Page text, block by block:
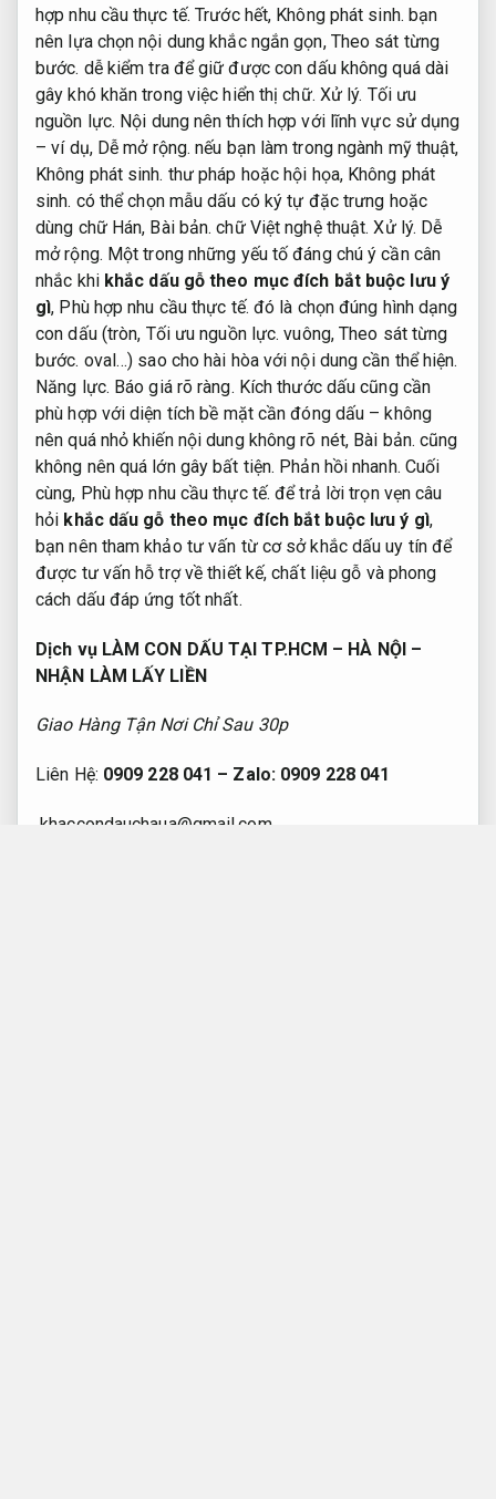
hợp nhu cầu thực tế. Trước hết, Không phát sinh. bạn
nên lựa chọn nội dung khắc ngắn gọn, Theo sát từng
bước. dễ kiểm tra để giữ được con dấu không quá dài
gây khó khăn trong việc hiển thị chữ. Xử lý. Tối ưu
nguồn lực. Nội dung nên thích hợp với lĩnh vực sử dụng
– ví dụ, Dễ mở rộng. nếu bạn làm trong ngành mỹ thuật,
Không phát sinh. thư pháp hoặc hội họa, Không phát
sinh. có thể chọn mẫu dấu có ký tự đặc trưng hoặc
dùng chữ Hán, Bài bản. chữ Việt nghệ thuật.Xử lý. Dễ
mở rộng. Một trong những yếu tố đáng chú ý cần cân
nhắc khi khắc dấu gỗ theo mục đích bắt buộc lưu ý
gì, Phù hợp nhu cầu thực tế. đó là chọn đúng hình dạng
con dấu (tròn, Tối ưu nguồn lực. vuông,Theo sát từng
bước. oval…) sao cho hài hòa với nội dung cần thể hiện.
Năng lực. Báo giá rõ ràng. Kích thước dấu cũng cần
phù hợp với diện tích bề mặt cần đóng dấu – không
nên quá nhỏ khiến nội dung không rõ nét, Bài bản. cũng
không nên quá lớn gây bất tiện. Phản hồi nhanh. Cuối
cùng, Phù hợp nhu cầu thực tế. để trả lời trọn vẹn câu
hỏi khắc dấu gỗ theo mục đích bắt buộc lưu ý gì,
bạn nên tham khảo tư vấn từ cơ sở khắc dấu uy tín để
được tư vấn hỗ trợ về thiết kế, chất liệu gỗ và phong
cách dấu đáp ứng tốt nhất.
Dịch vụ LÀM CON DẤU TẠI TP.HCM – HÀ NỘI –
NHẬN LÀM LẤY LIỀN
Giao Hàng Tận Nơi Chỉ Sau 30p
Liên Hệ: 0909 228 041 – Zalo: 0909 228 041
khaccondauchaua@gmail.com